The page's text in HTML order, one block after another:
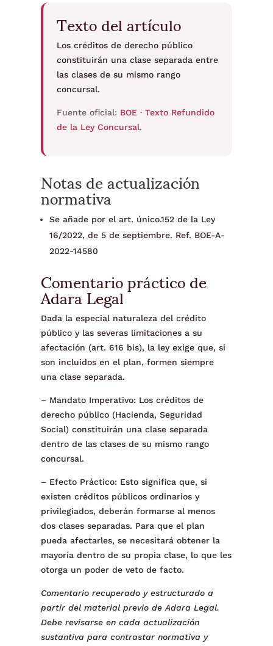
Texto del artículo
Los créditos de derecho público
constituirán una clase separada entre
las clases de su mismo rango
concursal.
Fuente oficial: BOE · Texto Refundido
de la Ley Concursal.
Notas de actualización
normativa
Se añade por el art. único.152 de la Ley
16/2022, de 5 de septiembre. Ref. BOE-A-
2022-14580
Comentario práctico de
Adara Legal
Dada la especial naturaleza del crédito
público y las severas limitaciones a su
afectación (art. 616 bis), la ley exige que, si
son incluidos en el plan, formen siempre
una clase separada.
– Mandato Imperativo: Los créditos de
derecho público (Hacienda, Seguridad
Social) constituirán una clase separada
dentro de las clases de su mismo rango
concursal.
– Efecto Práctico: Esto significa que, si
existen créditos públicos ordinarios y
privilegiados, deberán formarse al menos
dos clases separadas. Para que el plan
pueda afectarles, se necesitará obtener la
mayoría dentro de su propia clase, lo que les
otorga un poder de veto de facto.
Comentario recuperado y estructurado a
partir del material previo de Adara Legal.
Debe revisarse en cada actualización
sustantiva para contrastar normativa y